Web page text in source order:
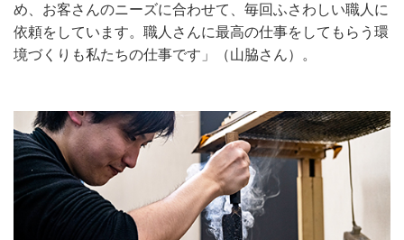
め、お客さんのニーズに合わせて、毎回ふさわしい職人に
依頼をしています。職人さんに最高の仕事をしてもらう環
境づくりも私たちの仕事です」（山脇さん）。